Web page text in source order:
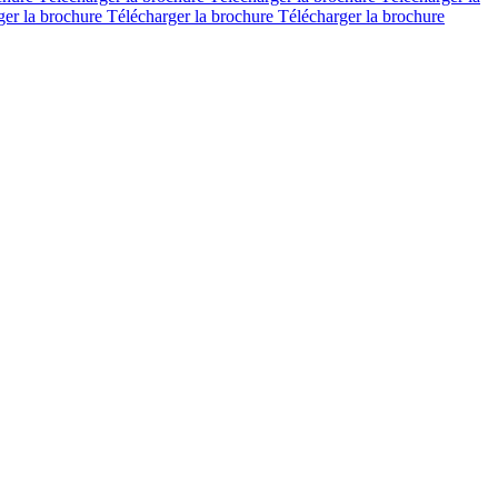
la brochure Télécharger la brochure Télécharger la brochure